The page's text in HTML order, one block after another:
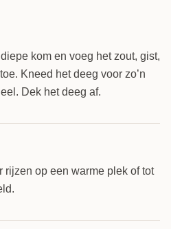
kom en voeg het zout, gist,
Kneed het deeg voor zo’n
Dek het deeg af.
rijzen op een warme plek of tot